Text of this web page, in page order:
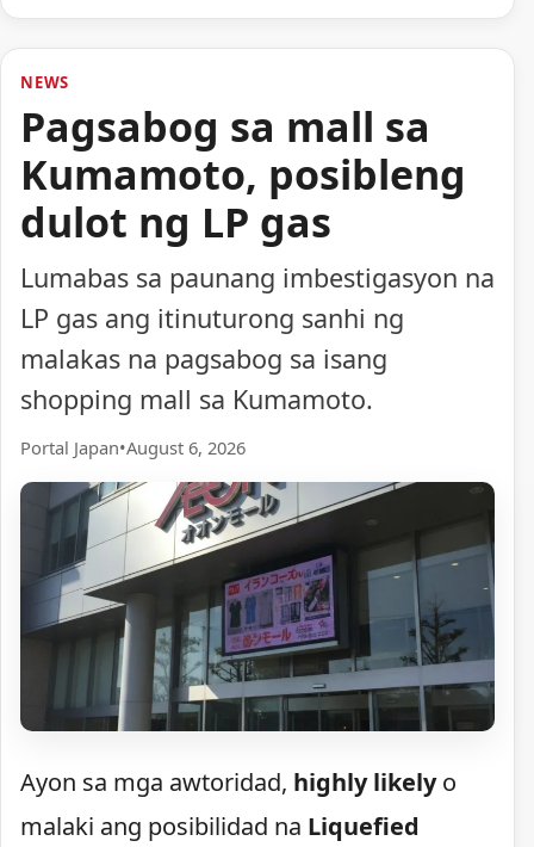
NEWS
Pagsabog sa mall sa
Kumamoto, posibleng
dulot ng LP gas
Lumabas sa paunang imbestigasyon na
LP gas ang itinuturong sanhi ng
malakas na pagsabog sa isang
shopping mall sa Kumamoto.
Portal Japan•August 6, 2026
Ayon sa mga awtoridad, highly likelyo
malaki ang posibilidad na Liquefied